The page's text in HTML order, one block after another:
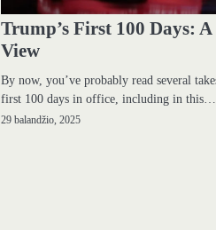
Trump’s First 100 Days:
View
By now, you’ve probably read several
first 100 days in office, including in this…
29 balandžio, 2025